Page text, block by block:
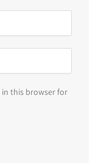
in this browser for